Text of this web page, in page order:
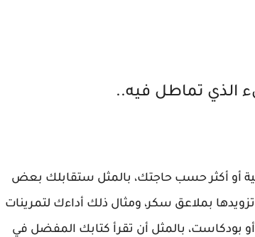
بالشيء الذي تماطل فيه..
أكثر حسب حاجتك، بالمثل ستقابلك بعض
بملاعق سكر، ومثال ذلك أداءك لتمرينات
بودكاست، بالمثل أن تقرأ كتابك المفضل في